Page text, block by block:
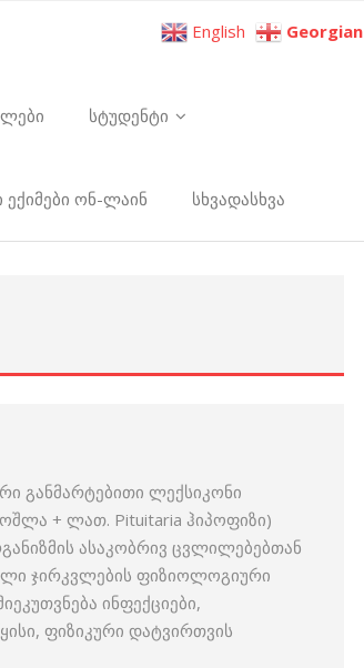
სტუდენტი
ონ-ლაინ სხვადასხვა
განმარტებითი ლექსიკონი
+ ლათ. Pituitaria ჰიპოფიზი)
ასაკობრივ ცვლილებებთან
ჯირკვლების ფიზიოლოგიური
ინფექციები,
ფიზიკური დატვირთვის
English Georgian